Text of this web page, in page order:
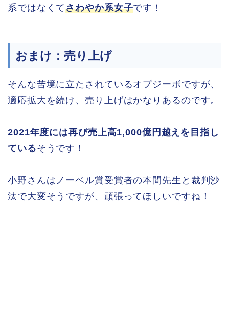
系ではなくてさわやか系女子です！
おまけ：売り上げ
そんな苦境に立たされているオプジーボですが、
適応拡大を続け、売り上げはかなりあるのです。
2021年度には再び売上高1,000億円越えを目指し
ているそうです！
小野さんはノーベル賞受賞者の本間先生と裁判沙
汰で大変そうですが、頑張ってほしいですね！